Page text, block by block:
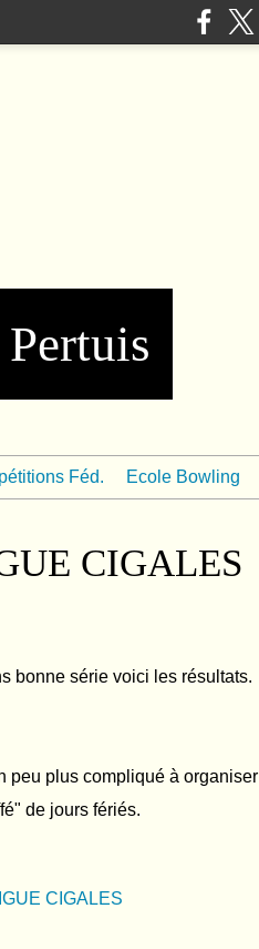
Féd. Ecole Bowling
CIGALES
bonne série voici les résultats.
peu plus compliqué à organiser
de jours fériés.